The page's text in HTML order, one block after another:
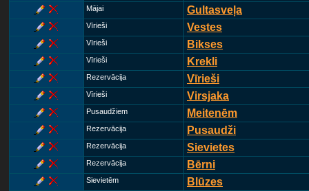
Mājai Gultasveļa
Vīrieši Vestes
Vīrieši Bikses
Vīrieši Krekli
Rezervācija Vīrieši
Vīrieši Virsjaka
Pusaudžiem Meitenēm
Rezervācija Pusaudži
Rezervācija Sievietes
Rezervācija Bērni
Sievietēm Blūzes